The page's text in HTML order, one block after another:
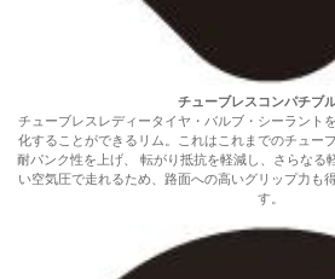
チューブレスコンパチブ
チューブレスレディータイヤ・バルブ・シーラント
化することができるリム。これはこれまでのチュー
耐パンク性を上げ、 転がり抵抗を軽減し、さらなる
い空気圧で走れるため、路面への高いグリップ力も
す。